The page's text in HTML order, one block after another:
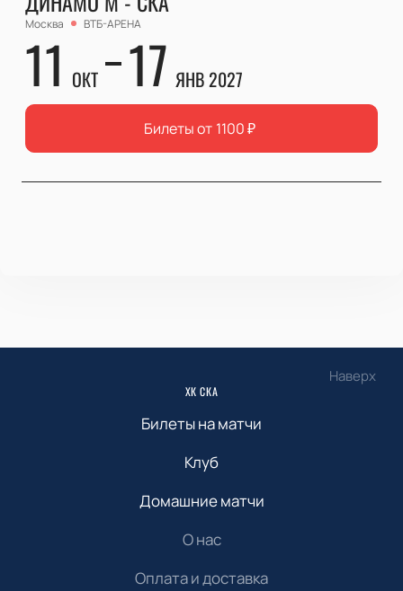
Москва ВТБ-АРЕНА
11 ОКТ 17 ЯНВ 2027
Билеты от 1100₽
Наверх
ХК СКА
Билеты на матчи
Клуб
Домашние матчи
О нас
Оплата и доставка